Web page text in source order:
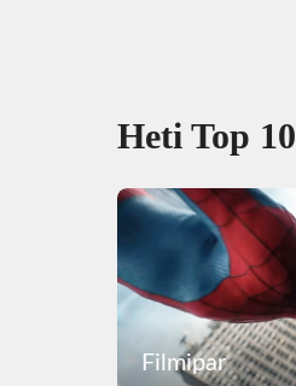
Heti Top 10
Filmipar